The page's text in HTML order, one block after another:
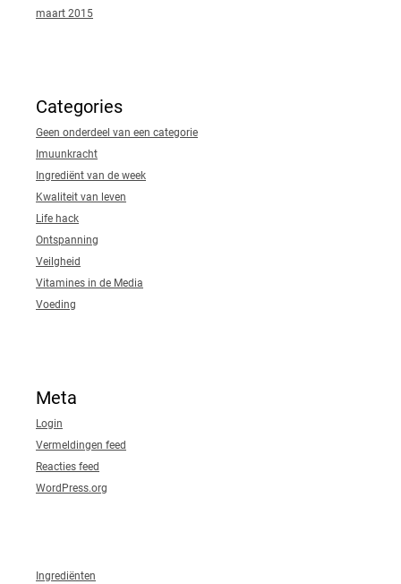
maart 2015
Categories
Geen onderdeel van een categorie
Imuunkracht
Ingrediënt van de week
Kwaliteit van leven
Life hack
Ontspanning
Veilgheid
Vitamines in de Media
Voeding
Meta
Login
Vermeldingen feed
Reacties feed
WordPress.org
Ingrediënten